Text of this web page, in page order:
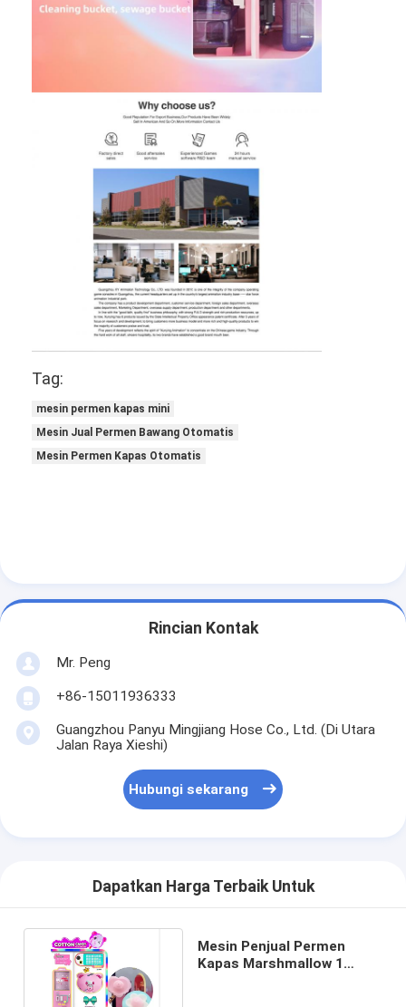
Tag:
mesin permen kapas mini
Mesin Jual Permen Bawang Otomatis
Mesin Permen Kapas Otomatis
Rincian Kontak
Mr. Peng
+86-15011936333
Guangzhou Panyu Mingjiang Hose Co., Ltd. (Di Utara
Jalan Raya Xieshi)
Hubungi sekarang
Dapatkan Harga Terbaik Untuk
Mesin Penjual Permen
Kapas Marshmallow 1